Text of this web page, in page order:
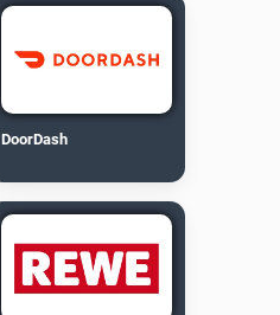
DoorDash